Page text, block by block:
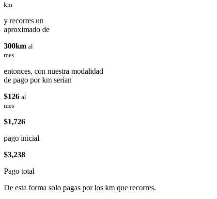
km
y recorres un
aproximado de
300km al
mes
entonces, con nuestra modalidad
de pago por km serían
$126 al
mes
$1,726
pago inicial
$3,238
Pago total
De esta forma solo pagas por los km que recorres.